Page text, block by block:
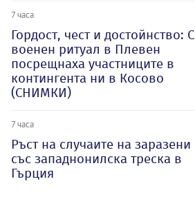
7 часа
Гордост, чест и достойнство: С
военен ритуал в Плевен
посрещнаха участниците в
контингента ни в Косово
(СНИМКИ)
7 часа
Ръст на случаите на заразени
със западнонилска треска в
Гърция